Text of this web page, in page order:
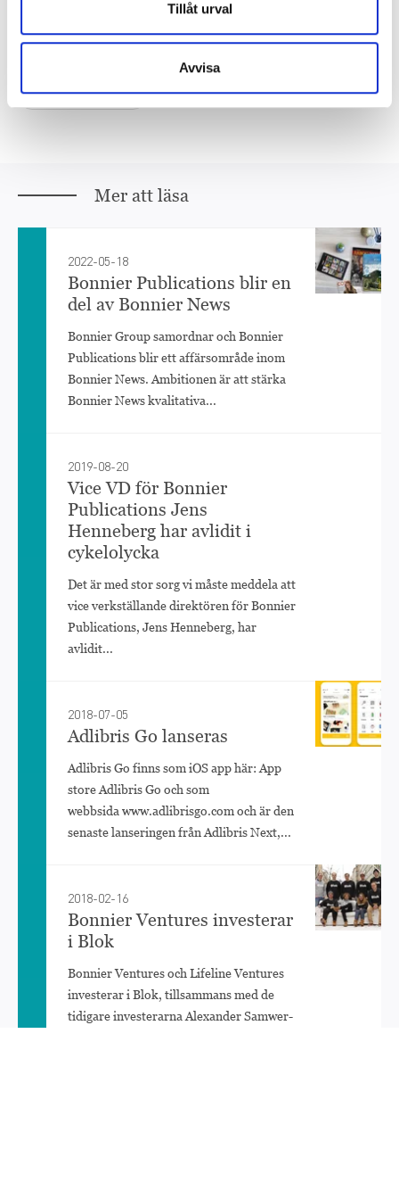
Tillåt urval
Avvisa
digitalt
Transformation
Mer att läsa
2022-05-18
Bonnier Publications blir en
del av Bonnier News
Bonnier Group samordnar och Bonnier
Publications blir ett affärsområde inom
Bonnier News. Ambitionen är att stärka
Bonnier News kvalitativa...
2019-08-20
Vice VD för Bonnier
Publications Jens
Henneberg har avlidit i
cykelolycka
Det är med stor sorg vi måste meddela att
vice verkställande direktören för Bonnier
Publications, Jens Henneberg, har
avlidit...
2018-07-05
Adlibris Go lanseras
Adlibris Go finns som iOS app här: App
store Adlibris Go och som
webbsida www.adlibrisgo.com och är den
senaste lanseringen från Adlibris Next,...
2018-02-16
Bonnier Ventures investerar
i Blok
Bonnier Ventures och Lifeline Ventures
investerar i Blok, tillsammans med de
tidigare investerarna Alexander Samwer-